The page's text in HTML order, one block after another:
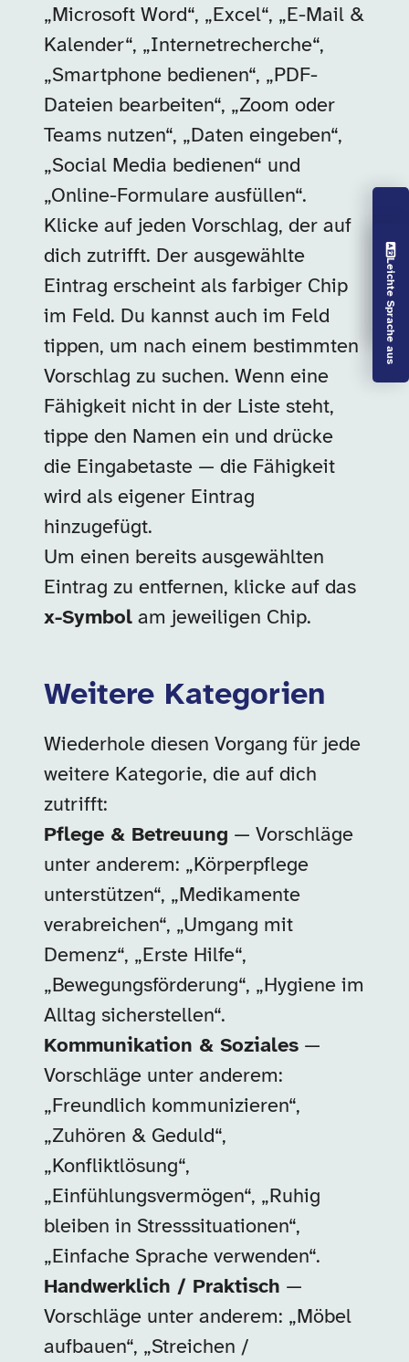
Vorlesen aus
Leichte Sprache aus
„Microsoft Word“, „Excel“, „E-Mail &
Kalender“, „Internetrecherche“,
„Smartphone bedienen“, „PDF-
Dateien bearbeiten“, „Zoom oder
Teams nutzen“, „Daten eingeben“,
„Social Media bedienen“ und
„Online-Formulare ausfüllen“.
Klicke auf jeden Vorschlag, der auf
dich zutrifft. Der ausgewählte
Eintrag erscheint als farbiger Chip
im Feld. Du kannst auch im Feld
tippen, um nach einem bestimmten
Vorschlag zu suchen. Wenn eine
Fähigkeit nicht in der Liste steht,
tippe den Namen ein und drücke
die Eingabetaste — die Fähigkeit
wird als eigener Eintrag
hinzugefügt.
Um einen bereits ausgewählten
Eintrag zu entfernen, klicke auf das
x-Symbol am jeweiligen Chip.
Weitere Kategorien
Wiederhole diesen Vorgang für jede
weitere Kategorie, die auf dich
zutrifft:
Pflege & Betreuung — Vorschläge
unter anderem: „Körperpflege
unterstützen“, „Medikamente
verabreichen“, „Umgang mit
Demenz“, „Erste Hilfe“,
„Bewegungsförderung“, „Hygiene im
Alltag sicherstellen“.
Kommunikation & Soziales —
Vorschläge unter anderem:
„Freundlich kommunizieren“,
„Zuhören & Geduld“,
„Konfliktlösung“,
„Einfühlungsvermögen“, „Ruhig
bleiben in Stresssituationen“,
„Einfache Sprache verwenden“.
Handwerklich / Praktisch —
Vorschläge unter anderem: „Möbel
aufbauen“, „Streichen /